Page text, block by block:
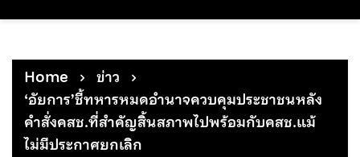
Home
ข่าว
‘อัยการ’ชี้ทหารหมดอำนาจควบคุมประชาชนหลัง
คำสั่งคสช.ที่สำคัญสิ้นสภาพไปพร้อมกับคสช.แม้
ไม่มีประกาศยกเลิก